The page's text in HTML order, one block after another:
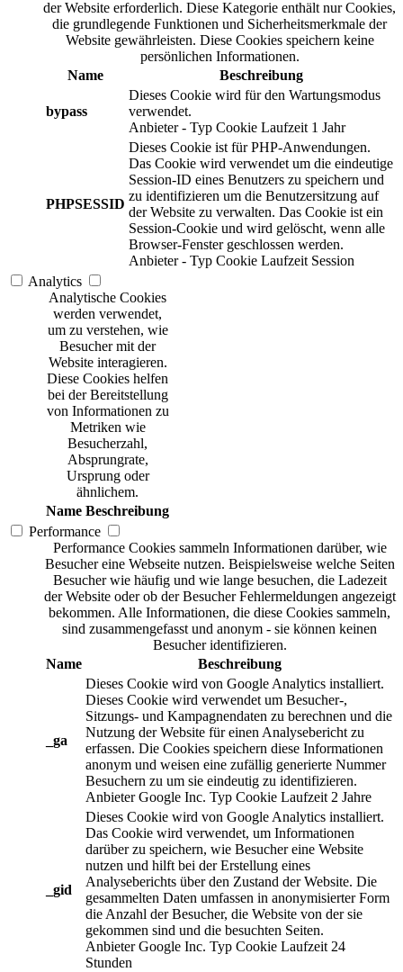
der Website erforderlich. Diese Kategorie enthält nur Cookies,
die grundlegende Funktionen und Sicherheitsmerkmale der
Website gewährleisten. Diese Cookies speichern keine
persönlichen Informationen.
Name
Beschreibung
bypass
Dieses Cookie wird für den Wartungsmodus
verwendet.
Anbieter - Typ Cookie Laufzeit 1 Jahr
PHPSESSID
Dieses Cookie ist für PHP-Anwendungen.
Das Cookie wird verwendet um die eindeutige
Session-ID eines Benutzers zu speichern und
zu identifizieren um die Benutzersitzung auf
der Website zu verwalten. Das Cookie ist ein
Session-Cookie und wird gelöscht, wenn alle
Browser-Fenster geschlossen werden.
Anbieter - Typ Cookie Laufzeit Session
Analytics
Analytische Cookies
werden verwendet,
um zu verstehen, wie
Besucher mit der
Website interagieren.
Diese Cookies helfen
bei der Bereitstellung
von Informationen zu
Metriken wie
Besucherzahl,
Absprungrate,
Ursprung oder
ähnlichem.
Name Beschreibung
Performance
Performance Cookies sammeln Informationen darüber, wie
Besucher eine Webseite nutzen. Beispielsweise welche Seiten
Besucher wie häufig und wie lange besuchen, die Ladezeit
der Website oder ob der Besucher Fehlermeldungen angezeigt
bekommen. Alle Informationen, die diese Cookies sammeln,
sind zusammengefasst und anonym - sie können keinen
Besucher identifizieren.
Name
Beschreibung
_ga
Dieses Cookie wird von Google Analytics installiert.
Dieses Cookie wird verwendet um Besucher-,
Sitzungs- und Kampagnendaten zu berechnen und die
Nutzung der Website für einen Analysebericht zu
erfassen. Die Cookies speichern diese Informationen
anonym und weisen eine zufällig generierte Nummer
Besuchern zu um sie eindeutig zu identifizieren.
Anbieter Google Inc. Typ Cookie Laufzeit 2 Jahre
_gid
Dieses Cookie wird von Google Analytics installiert.
Das Cookie wird verwendet, um Informationen
darüber zu speichern, wie Besucher eine Website
nutzen und hilft bei der Erstellung eines
Analyseberichts über den Zustand der Website. Die
gesammelten Daten umfassen in anonymisierter Form
die Anzahl der Besucher, die Website von der sie
gekommen sind und die besuchten Seiten.
Anbieter Google Inc. Typ Cookie Laufzeit 24
Stunden